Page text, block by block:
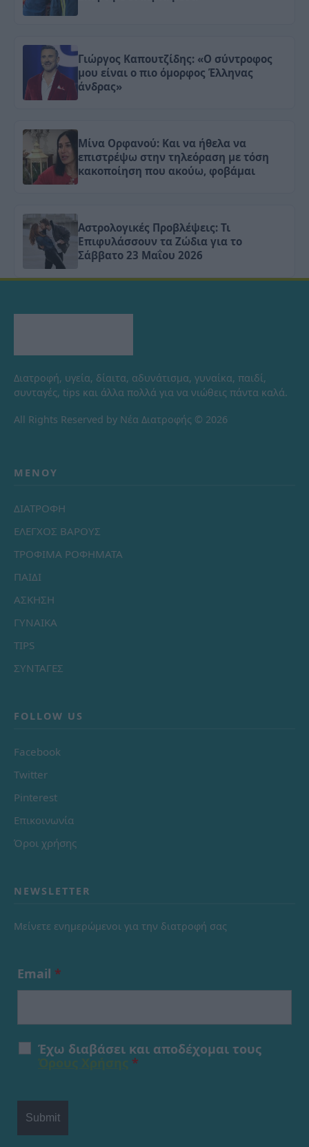
Γιώργος Καπουτζίδης: «Ο σύντροφος
μου είναι ο πιο όμορφος Έλληνας
άνδρας»
Μίνα Ορφανού: Και να ήθελα να
επιστρέψω στην τηλεόραση με τόση
κακοποίηση που ακούω, φοβάμαι
Αστρολογικές Προβλέψεις: Τι
Επιφυλάσσουν τα Ζώδια για το
Σάββατο 23 Μαΐου 2026
Διατροφή, υγεία, δίαιτα, αδυνάτισμα, γυναίκα, παιδί,
συνταγές, tips και άλλα πολλά για να νιώθεις πάντα καλά.
All Rights Reserved by Νέα Διατροφής © 2026
ΜΕΝΟΎ
ΔΙΑΤΡΟΦΗ
ΕΛΕΓΧΟΣ ΒΑΡΟΥΣ
ΤΡΟΦΙΜΑ ΡΟΦΗΜΑΤΑ
ΠΑΙΔΙ
ΑΣΚΗΣΗ
ΓΥΝΑΙΚΑ
TIPS
ΣΥΝΤΑΓΕΣ
FOLLOW US
Facebook
Twitter
Pinterest
Επικοινωνία
Όροι χρήσης
NEWSLETTER
Μείνετε ενημερώμενοι για την διατροφή σας
Email *
Έχω διαβάσει και αποδέχομαι τους
*